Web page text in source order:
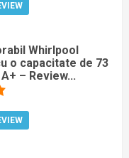
Whirlpool
o capacitate de 73
– Review...